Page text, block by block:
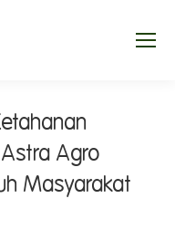
Agro
Masyarakat